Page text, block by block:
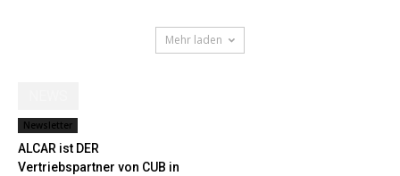
Mehr laden
Newsletter
ALCAR ist DER
Vertriebspartner von CUB in